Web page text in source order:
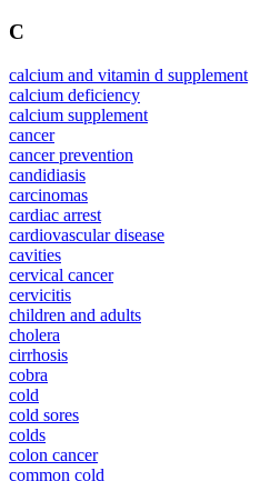
C
calcium and vitamin d supplement
calcium deficiency
calcium supplement
cancer
cancer prevention
candidiasis
carcinomas
cardiac arrest
cardiovascular disease
cavities
cervical cancer
cervicitis
children and adults
cholera
cirrhosis
cobra
cold
cold sores
colds
colon cancer
common cold